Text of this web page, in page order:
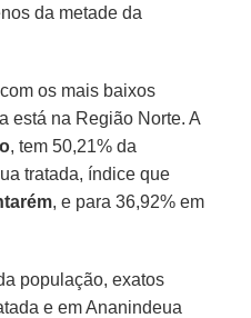
da metade da
os mais baixos
está na Região Norte. A
, tem 50,21% da
tratada, índice que
, e para 36,92% em
população, exatos
e em Ananindeua